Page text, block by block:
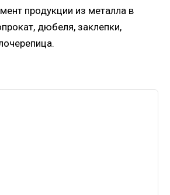
продукции из металла в
дюбеля, заклепки,